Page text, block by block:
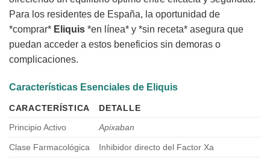
Para los residentes de España, la oportunidad de
*comprar* Eliquis *en línea* y *sin receta* asegura que
puedan acceder a estos beneficios sin demoras o
complicaciones.
Características Esenciales de Eliquis
CARACTERÍSTICA
DETALLE
Principio Activo
Apixaban
Clase Farmacológica Inhibidor directo del Factor Xa